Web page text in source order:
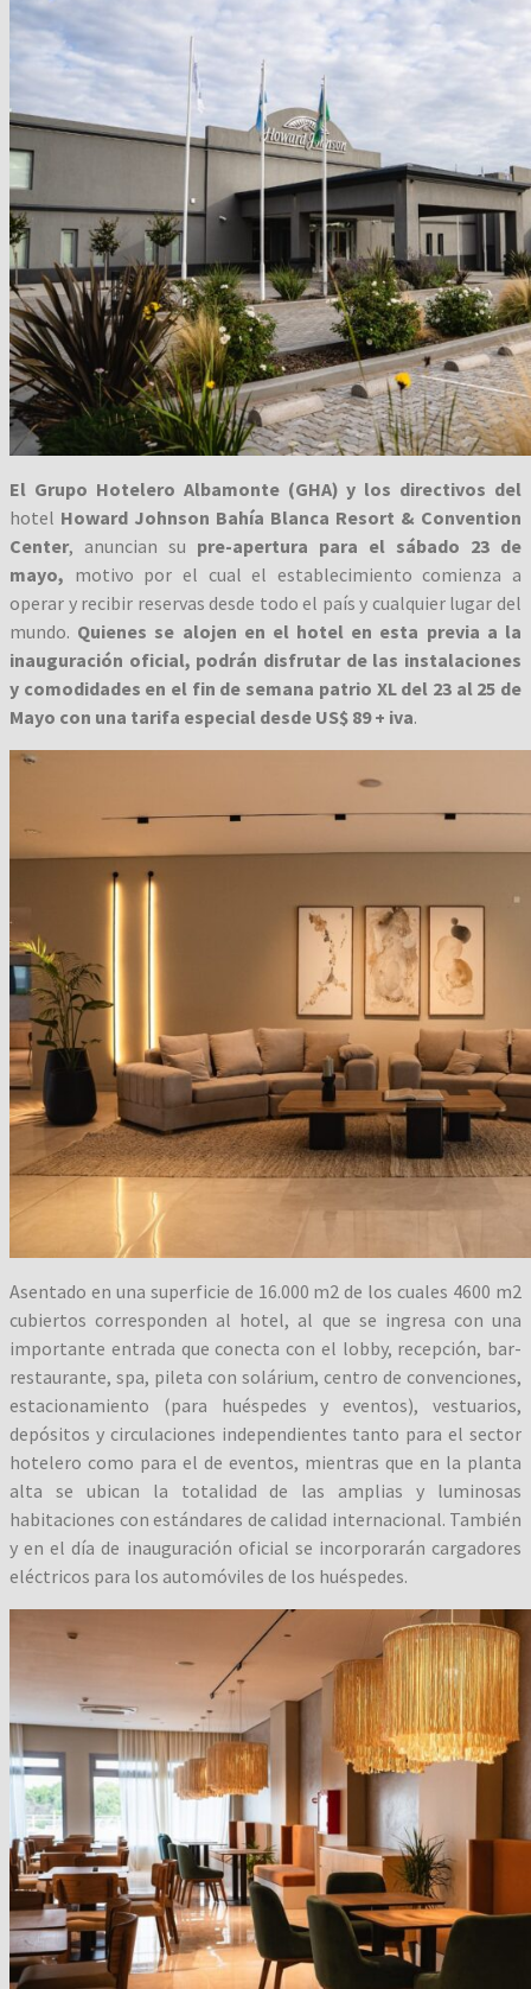
El Grupo Hotelero Albamonte (GHA) y los directivos del
hotel Howard Johnson Bahía Blanca Resort & Convention
Center, anuncian su pre-apertura para el sábado 23 de
mayo, motivo por el cual el establecimiento comienza a
operar y recibir reservas desde todo el país y cualquier lugar del
mundo. Quienes se alojen en el hotel en esta previa a la
inauguración oficial, podrán disfrutar de las instalaciones
y comodidades en el fin de semana patrio XL del 23 al 25 de
Mayo con una tarifa especial desde US$ 89 + iva.
Asentado en una superficie de 16.000 m2 de los cuales 4600 m2
cubiertos corresponden al hotel, al que se ingresa con una
importante entrada que conecta con el lobby, recepción, bar-
restaurante, spa, pileta con solárium, centro de convenciones,
estacionamiento (para huéspedes y eventos), vestuarios,
depósitos y circulaciones independientes tanto para el sector
hotelero como para el de eventos, mientras que en la planta
alta se ubican la totalidad de las amplias y luminosas
habitaciones con estándares de calidad internacional. También
y en el día de inauguración oficial se incorporarán cargadores
eléctricos para los automóviles de los huéspedes.